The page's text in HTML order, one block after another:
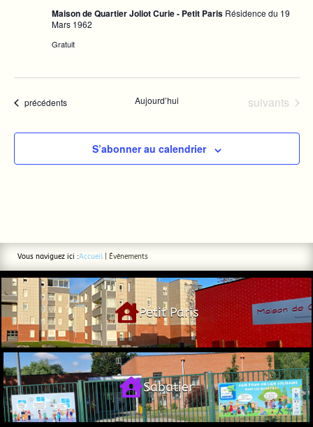
Maison de Quartier Joliot Curie - Petit Paris Résidence du 19
Mars 1962
Gratuit
Évènements
précédents Aujourd’hui Évènements
suivants
S’abonner au calendrier
Vous naviguez ici :Accueil| Évènements
Petit Paris
Sabatier